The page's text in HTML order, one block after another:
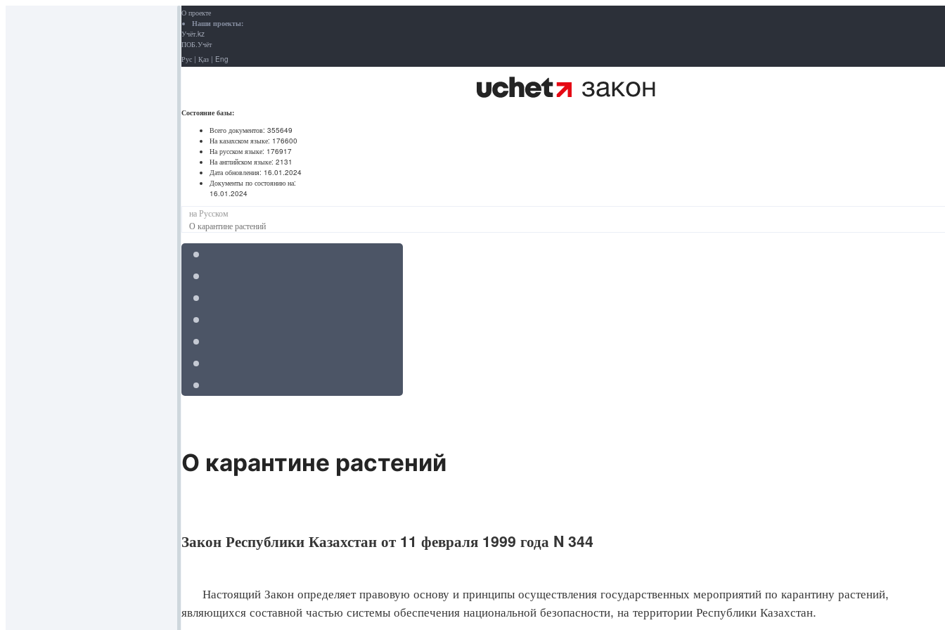
О проекте
Наши проекты:
Учёт.kz
ПОБ.Учёт
Рус | Қаз | Eng
Состояние базы:
Всего документов: 355649
На казахском языке: 176600
На русском языке: 176917
На английском языке: 2131
Дата обновления: 16.01.2024
Документы по состоянию на:
16.01.2024
на Русском
О карантине растений
О карантине растений
Закон Республики Казахстан от 11 февраля 1999 года N 344
Настоящий Закон определяет правовую основу и принципы осуществления государственных мероприятий по карантину растений,
являющихся составной частью системы обеспечения национальной безопасности, на территории Республики Казахстан.